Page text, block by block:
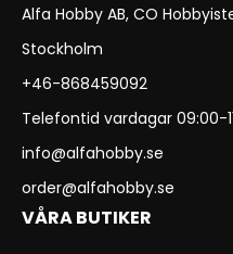
Alfa Hobby AB, CO
Stockholm
+46-868459092
Telefontid vardagar 09:00-
info@alfahobby.se
order@alfahobby.se
VÅRA BUTIKER